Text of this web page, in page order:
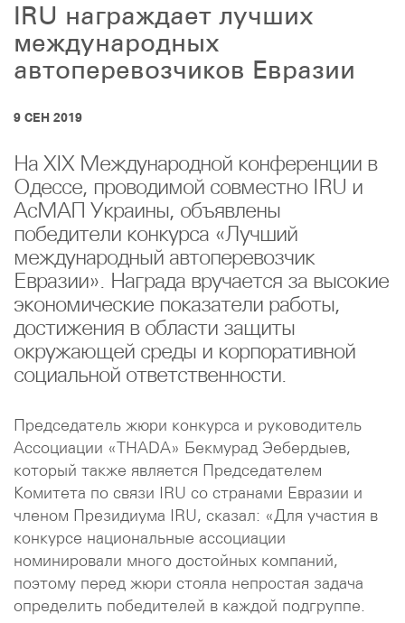
IRU награждает лучших
международных
автоперевозчиков Евразии
9 СЕН 2019
На XIX Международной конференции в
Одессе, проводимой совместно IRU и
АсМАП Украины, объявлены
победители конкурса «Лучший
международный автоперевозчик
Евразии». Награда вручается за высокие
экономические показатели работы,
достижения в области защиты
окружающей среды и корпоративной
социальной ответственности.
Председатель жюри конкурса и руководитель
Ассоциации «THADA» Бекмурад Эебердыев,
который также является Председателем
Комитета по связи IRU со странами Евразии и
членом Президиума IRU, сказал: «Для участия в
конкурсе национальные ассоциации
номинировали много достойных компаний,
поэтому перед жюри стояла непростая задача
определить победителей в каждой подгруппе.